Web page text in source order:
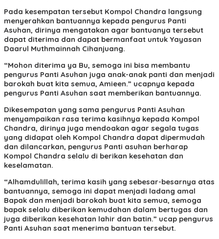
Pada kesempatan tersebut Kompol Chandra langsung
menyerahkan bantuannya kepada pengurus Panti
Asuhan, dirinya mengatakan agar bantuanya tersebut
dapat diterima dan dapat bermanfaat untuk Yayasan
Daarul Muthmainnah Cihanjuang.
“Mohon diterima ya Bu, semoga ini bisa membantu
pengurus Panti Asuhan juga anak-anak panti dan menjadi
barokah buat kita semua, Amieen.” ucapnya kepada
pengurus Panti Asuhan saat memberikan bantuannya.
Dikesempatan yang sama pengurus Panti Asuhan
menyampaikan rasa terima kasihnya kepada Kompol
Chandra, dirinya juga mendoakan agar segala tugas
yang didapat oleh Kompol Chandra dapat dipermudah
dan dilancarkan, pengurus Panti asuhan berharap
Kompol Chandra selalu di berikan kesehatan dan
keselamatan.
“Alhamdulillah, terima kasih yang sebesar-besarnya atas
bantuannya, semoga ini dapat menjadi ladang amal
Bapak dan menjadi barokah buat kita semua, semoga
bapak selalu diberikan kemudahan dalam bertugas dan
juga diberikan kesehatan lahir dan batin.” ucap pengurus
Panti Asuhan saat menerima bantuan tersebut.